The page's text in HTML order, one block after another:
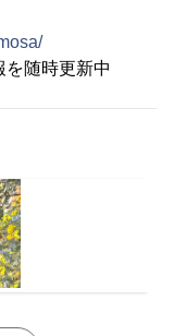
を随時更新中